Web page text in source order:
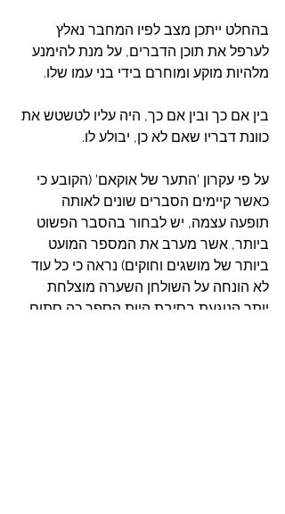
בהחלט ייתכן מצב לפיו המחבר נאלץ
לערפל את תוכן הדברים, על מנת להימנע
מלהיות מוקע ומוחרם בידי בני עמו שלו.
בין אם כך ובין אם כך, היה עליו לטשטש את
כוונת דבריו שאם לא כן, יבולע לו.
על פי עקרון 'התער של אוקאם' (הקובע כי
כאשר קיימים הסברים שונים לאותה
תופעה עצמה, יש לבחור בהסבר הפשוט
ביותר, אשר מערב את המספר המועט
ביותר של מושגים וחוקים) נראה כי כל עוד
לא הונחה על השולחן השערה מוצלחת
יותר הנוגעת בסיבת היות הספר כה סתום